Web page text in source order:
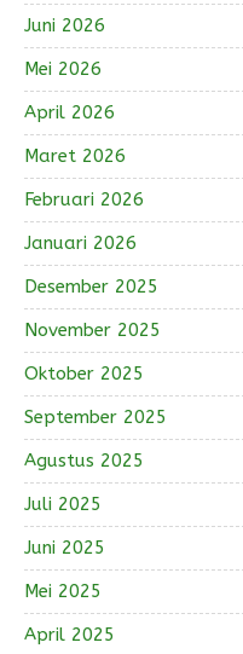
Juni 2026
Mei 2026
April 2026
Maret 2026
Februari 2026
Januari 2026
Desember 2025
November 2025
Oktober 2025
September 2025
Agustus 2025
Juli 2025
Juni 2025
Mei 2025
April 2025